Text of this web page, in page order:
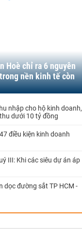
Hoè chỉ ra 6 nguyên
nền kinh tế còn
nhập cho hộ kinh doanh,
dưới 10 tỷ đồng
điều kiện kinh doanh
III: Khi các siêu dự án áp
dọc đường sắt TP HCM -